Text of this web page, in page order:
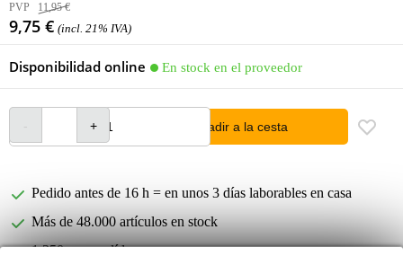
PVP 11,95 €
9,75 € (incl. 21% IVA)
Disponibilidad online En stock en el proveedor
añadir a la cesta
Pedido antes de 16 h = en unos 3 días laborables en casa
Más de 48.000 artículos en stock
1.250 marcas líderes